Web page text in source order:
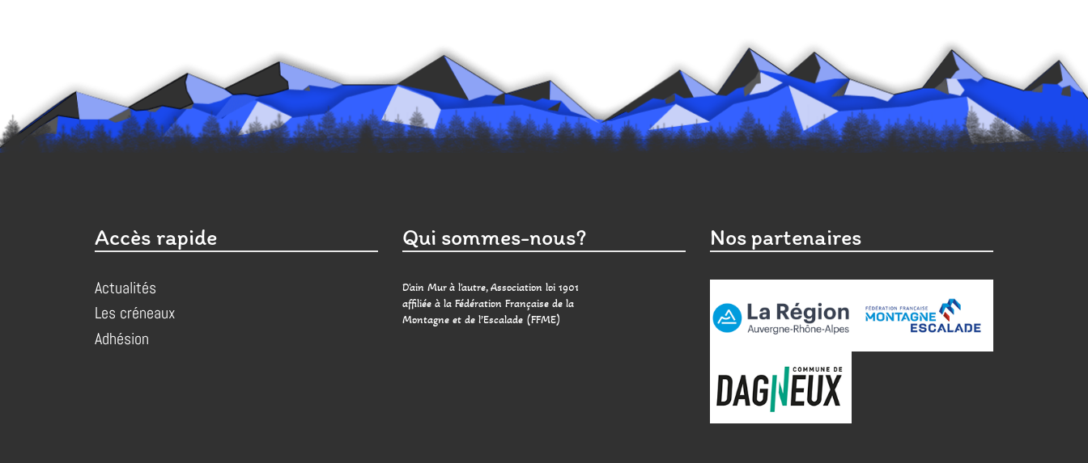
Accès rapide
Actualités
Les créneaux
Adhésion
Qui sommes-nous?
D'ain Mur à l'autre, Association loi 1901
affiliée à la Fédération Française de la
Montagne et de l’Escalade (FFME)
Nos partenaires